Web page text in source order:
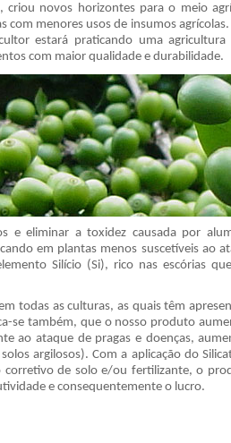
criou novos horizontes para o meio
com menores usos de insumos agrícolas.
estará praticando uma agricultura
com maior qualidade e durabilidade.
e eliminar a toxidez causada por
em plantas menos suscetíveis ao
Silício (Si), rico nas escórias
todas as culturas, as quais têm
se também, que o nosso produto
ao ataque de pragas e doenças,
argilosos). Com a aplicação do
corretivo de solo e/ou fertilizante, o
e consequentemente o lucro.